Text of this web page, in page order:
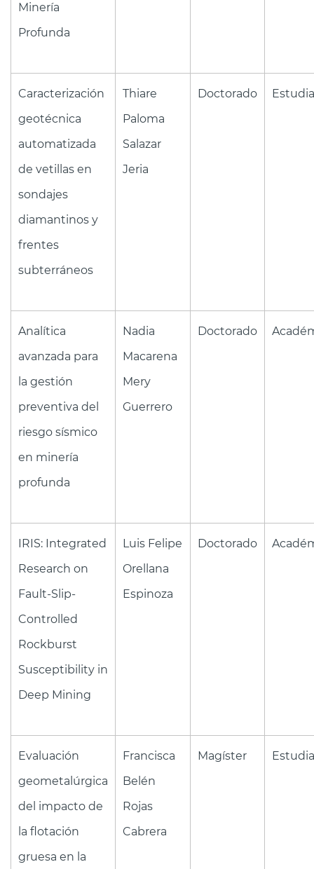
Minería
Profunda
Caracterización
geotécnica
automatizada
de vetillas en
sondajes
diamantinos y
frentes
subterráneos
Thiare
Paloma
Salazar
Jeria
Doctorado
Analítica
avanzada para
la gestión
preventiva del
riesgo sísmico
en minería
profunda
Nadia
Macarena
Mery
Guerrero
Doctorado
IRIS: Integrated
Research on
Fault-Slip-
Controlled
Rockburst
Susceptibility in
Deep Mining
Luis Felipe
Orellana
Espinoza
Doctorado
Evaluación
geometalúrgica
del impacto de
la flotación
gruesa en la
Francisca
Belén
Rojas
Cabrera
Magíster